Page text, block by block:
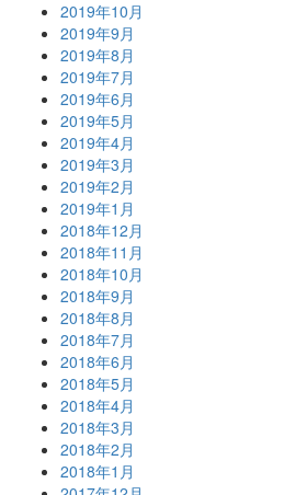
2019年10月
2019年9月
2019年8月
2019年7月
2019年6月
2019年5月
2019年4月
2019年3月
2019年2月
2019年1月
2018年12月
2018年11月
2018年10月
2018年9月
2018年8月
2018年7月
2018年6月
2018年5月
2018年4月
2018年3月
2018年2月
2018年1月